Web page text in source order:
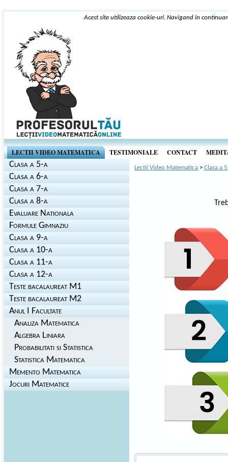
Acest site utilizeaza cookie-uri. Navigand in
LECTII VIDEO MATEMATICA TESTIMONIALE CONTACT
Clasa a 5-a
Clasa a 6-a
Clasa a 7-a
Clasa a 8-a
Evaluare Nationala
Formule Gimnaziu
Clasa a 9-a
Clasa a 10-a
Clasa a 11-a
Clasa a 12-a
Teste bacalaureat M1
Teste bacalaureat M2
Anul I Facultate
Analiza Matematica
Algebra Liniara
Probabilitati si Statistica
Statistica Matematica
Memento Matematica
Jocuri Matematice
Lectii Video Matematica > Clasa a